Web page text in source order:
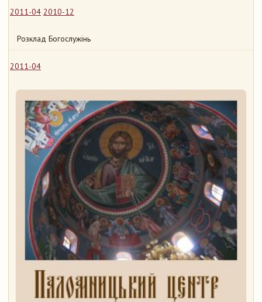
2011-04 2010-12
Розклад Богослужінь
2011-04